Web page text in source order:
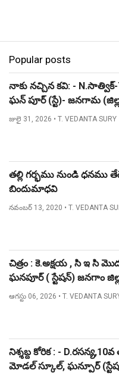
Popular posts
నాకు నచ్చిన కవి: -
ఘన్ పూర్ (స్టే)- జనగామ
జులై 31, 2026 • T. VEDANTA SURY
తల్లి గర్భము నుండి ధనము
బిందుమాధవి
నవంబర్ 13, 2020 • T. VEDANTA
చిత్రం : కె.అక్షయ , సి ఇ సి
ఘనపూర్ ( స్టేషన్) జనగాం
ఆగస్టు 06, 2026 • T. VEDANTA
నిశ్శబ్ద కోరిక : -
మోడల్ స్కూల్, ఘన్పూర్